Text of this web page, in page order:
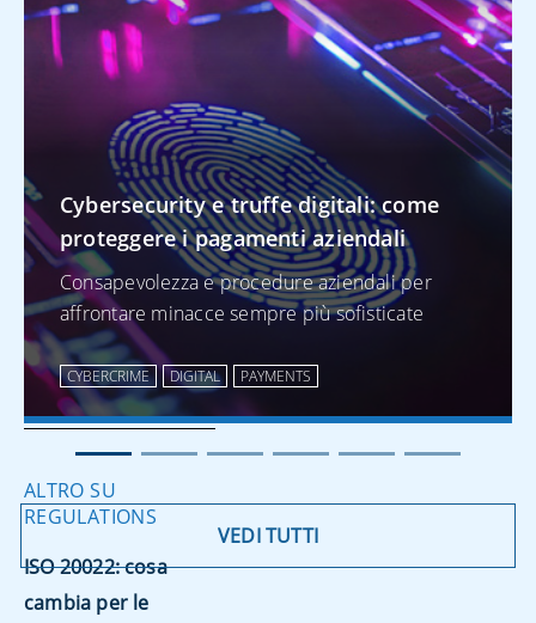
proteggere i
pagamenti aziendali
ALTRO SU
PAYMENTS
Cybersecurity e
truffe digitali: come
proteggere i
pagamenti aziendali
ALTRO SU
REGULATIONS
ISO 20022: cosa
cambia per le
Cybersecurity e truffe digitali: come
proteggere i pagamenti aziendali
Consapevolezza e procedure aziendali per
affrontare minacce sempre più sofisticate
CYBERCRIME DIGITAL PAYMENTS
VEDI TUTTI